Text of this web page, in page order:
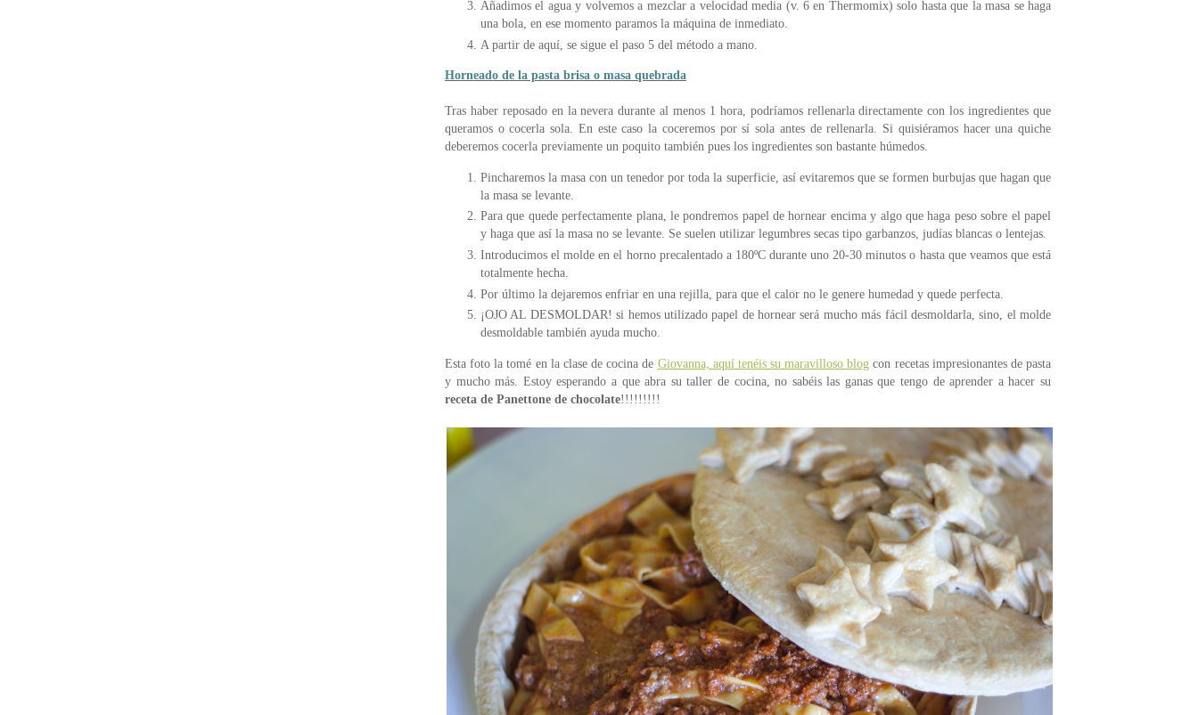
Añadimos el agua y volvemos a mezclar a velocidad media (v. 6 en Thermomix) solo hasta que la masa se haga
una bola, en ese momento paramos la máquina de inmediato.
A partir de aquí, se sigue el paso 5 del método a mano.
Horneado de la pasta brisa o masa quebrada
Tras haber reposado en la nevera durante al menos 1 hora, podríamos rellenarla directamente con los ingredientes que
queramos o cocerla sola. En este caso la coceremos por sí sola antes de rellenarla. Si quisiéramos hacer una quiche
deberemos cocerla previamente un poquito también pues los ingredientes son bastante húmedos.
Pincharemos la masa con un tenedor por toda la superficie, así evitaremos que se formen burbujas que hagan que
la masa se levante.
Para que quede perfectamente plana, le pondremos papel de hornear encima y algo que haga peso sobre el papel
y haga que así la masa no se levante. Se suelen utilizar legumbres secas tipo garbanzos, judías blancas o lentejas.
Introducimos el molde en el horno precalentado a 180ºC durante uno 20-30 minutos o hasta que veamos que está
totalmente hecha.
Por último la dejaremos enfriar en una rejilla, para que el calor no le genere humedad y quede perfecta.
¡OJO AL DESMOLDAR! si hemos utilizado papel de hornear será mucho más fácil desmoldarla, sino, el molde
desmoldable también ayuda mucho.
Esta foto la tomé en la clase de cocina de Giovanna, aquí tenéis su maravilloso blog con recetas impresionantes de pasta
y mucho más. Estoy esperando a que abra su taller de cocina, no sabéis las ganas que tengo de aprender a hacer su
receta de Panettone de chocolate!!!!!!!!!